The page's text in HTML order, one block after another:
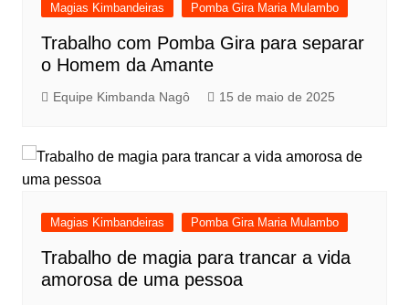
Magias Kimbandeiras Pomba Gira Maria Mulambo
Trabalho com Pomba Gira para separar
o Homem da Amante
Equipe Kimbanda Nagô 15 de maio de 2025
Magias Kimbandeiras Pomba Gira Maria Mulambo
Trabalho de magia para trancar a vida
amorosa de uma pessoa